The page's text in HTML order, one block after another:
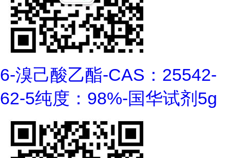
6-溴己酸乙酯-CAS：25542-
62-5纯度：98%-国华试剂5g